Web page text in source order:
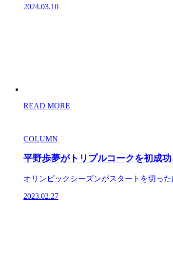
2024.03.10
READ MORE
COLUMN
平野歩夢がトリプルコークを初成
オリンピックシーズンがスタートを切っ
2023.02.27